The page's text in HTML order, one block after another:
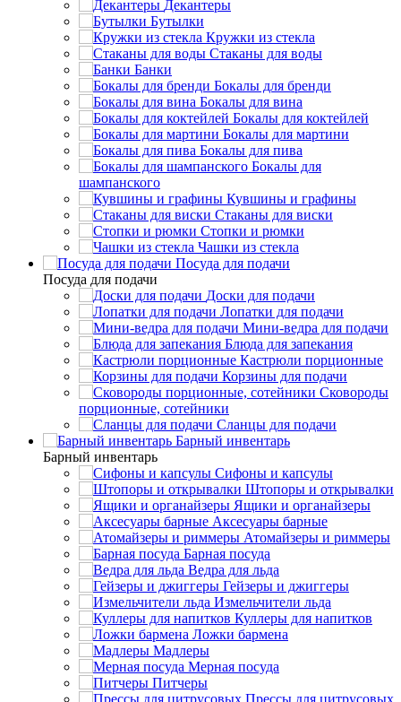
Декантеры
Бутылки
Кружки из стекла
Стаканы для воды
Банки
Бокалы для бренди
Бокалы для вина
Бокалы для коктейлей
Бокалы для мартини
Бокалы для пива
Бокалы для
шампанского
Кувшины и графины
Стаканы для виски
Стопки и рюмки
Чашки из стекла
Посуда для подачи
Посуда для подачи
Доски для подачи
Лопатки для подачи
Мини-ведра для подачи
Блюда для запекания
Кастрюли порционные
Корзины для подачи
Сковороды
порционные, сотейники
Сланцы для подачи
Барный инвентарь
Барный инвентарь
Сифоны и капсулы
Штопоры и открывалки
Ящики и органайзеры
Аксесуары барные
Атомайзеры и риммеры
Барная посуда
Ведра для льда
Гейзеры и джиггеры
Измельчители льда
Куллеры для напитков
Ложки бармена
Мадлеры
Мерная посуда
Питчеры
Прессы для цитрусовых